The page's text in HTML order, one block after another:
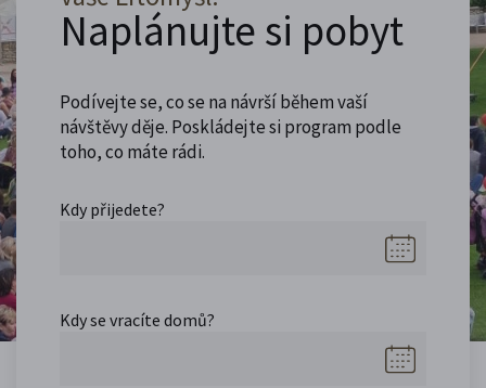
Naplánujte si pobyt
Podívejte se, co se na návrší během vaší
návštěvy děje. Poskládejte si program podle
toho, co máte rádi.
Kdy přijedete?
Kdy se vracíte domů?